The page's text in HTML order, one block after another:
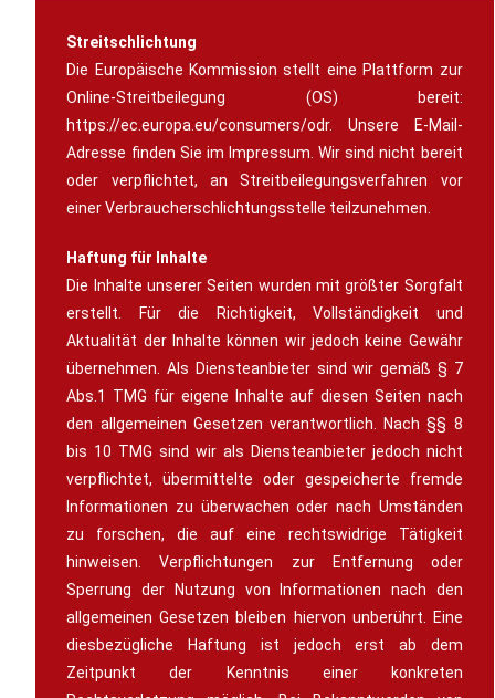
Streitschlichtung
Die Europäische Kommission stellt eine Plattform zur
Online-Streitbeilegung (OS) bereit:
https://ec.europa.eu/consumers/odr. Unsere E-Mail-
Adresse finden Sie im Impressum. Wir sind nicht bereit
oder verpflichtet, an Streitbeilegungsverfahren vor
einer Verbraucherschlichtungsstelle teilzunehmen.
Haftung für Inhalte
Die Inhalte unserer Seiten wurden mit größter Sorgfalt
erstellt. Für die Richtigkeit, Vollständigkeit und
Aktualität der Inhalte können wir jedoch keine Gewähr
übernehmen. Als Diensteanbieter sind wir gemäß § 7
Abs.1 TMG für eigene Inhalte auf diesen Seiten nach
den allgemeinen Gesetzen verantwortlich. Nach §§ 8
bis 10 TMG sind wir als Diensteanbieter jedoch nicht
verpflichtet, übermittelte oder gespeicherte fremde
Informationen zu überwachen oder nach Umständen
zu forschen, die auf eine rechtswidrige Tätigkeit
hinweisen. Verpflichtungen zur Entfernung oder
Sperrung der Nutzung von Informationen nach den
allgemeinen Gesetzen bleiben hiervon unberührt. Eine
diesbezügliche Haftung ist jedoch erst ab dem
Zeitpunkt der Kenntnis einer konkreten